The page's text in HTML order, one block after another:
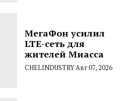
МегаФон усилил
LTE-сеть для
жителей Миасса
CHELINDUSTRYАвг 07, 2026